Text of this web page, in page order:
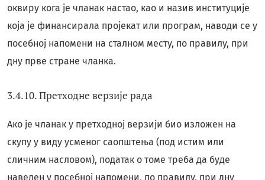
оквиру кога је чланак настао, као и назив институције
која је финансирала пројекат или програм, наводи се у
посебној напомени на сталном месту, по правилу, при
дну прве стране чланка.
3.4.10. Претходне верзије рада
Ако је чланак у претходној верзији био изложен на
скупу у виду усменог саопштења (под истим или
сличним насловом), податак о томе треба да буде
наведен у посебној напомени, по правилу, при дну